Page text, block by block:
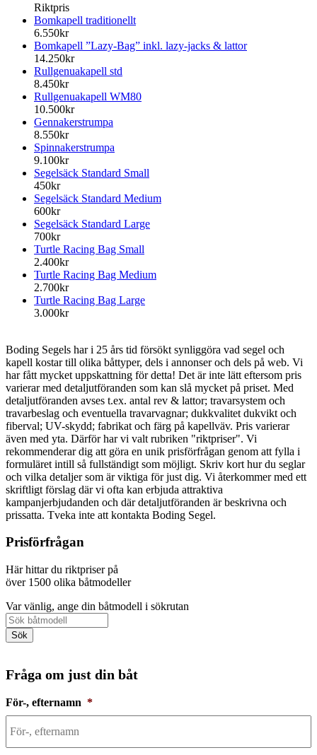
Riktpris
Bomkapell traditionellt
6.550kr
Bomkapell ”Lazy-Bag” inkl. lazy-jacks & lattor
14.250kr
Rullgenuakapell std
8.450kr
Rullgenuakapell WM80
10.500kr
Gennakerstrumpa
8.550kr
Spinnakerstrumpa
9.100kr
Segelsäck Standard Small
450kr
Segelsäck Standard Medium
600kr
Segelsäck Standard Large
700kr
Turtle Racing Bag Small
2.400kr
Turtle Racing Bag Medium
2.700kr
Turtle Racing Bag Large
3.000kr
Boding Segels har i 25 års tid försökt synliggöra vad segel och
kapell kostar till olika båttyper, dels i annonser och dels på web. Vi
har fått mycket uppskattning för detta! Det är inte lätt eftersom pris
varierar med detaljutföranden som kan slå mycket på priset. Med
detaljutföranden avses t.ex. antal rev & lattor; travarsystem och
travarbeslag och eventuella travarvagnar; dukkvalitet dukvikt och
fiberval; UV-skydd; fabrikat och färg på kapellväv. Pris varierar
även med yta. Därför har vi valt rubriken "riktpriser". Vi
rekommenderar dig att göra en unik prisförfrågan genom att fylla i
formuläret intill så fullständigt som möjligt. Skriv kort hur du seglar
och vilka detaljer som är viktiga för just dig. Vi återkommer med ett
skriftligt förslag där vi ofta kan erbjuda attraktiva
kampanjerbjudanden och där detaljutföranden är beskrivna och
prissatta. Tveka inte att kontakta Boding Segel.
Prisförfrågan
Här hittar du riktpriser på
över 1500 olika båtmodeller
Var vänlig, ange din båtmodell i sökrutan
Fråga om just din båt
För-, efternamn *